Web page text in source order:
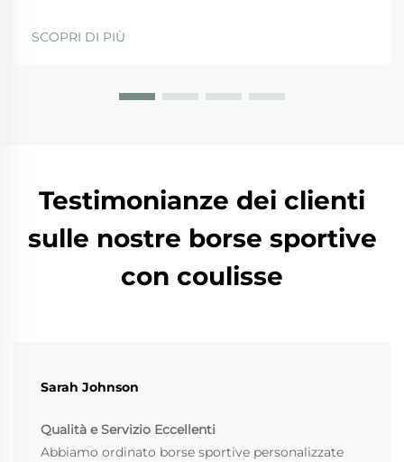
effettivamente garantiscono. Quando si valutano i
fornitori, le aziende dovrebbero privilegiare quelli
SCOPRI DI PIÙ
Testimonianze dei clienti
sulle nostre borse sportive
con coulisse
Sarah Johnson
Qualità e Servizio Eccellenti
Abbiamo ordinato borse sportive personalizzate